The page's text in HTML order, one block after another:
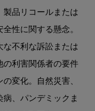
製品リコールまたは
性に関する懸念。
な不利な訴訟または
の利害関係者の要件
変化。自然災害、
、パンデミックま